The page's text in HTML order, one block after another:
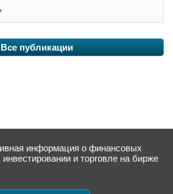
Все публикации
информация о финансовых
инвестировании и торговле на бирже